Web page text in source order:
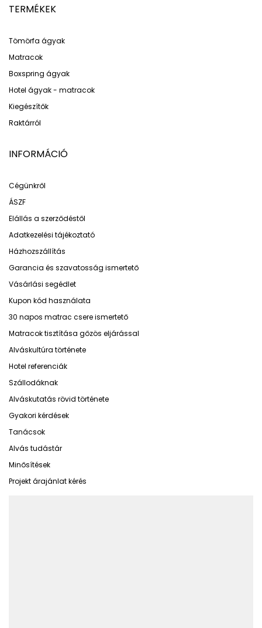
TERMÉKEK
Tömörfa ágyak
Matracok
Boxspring ágyak
Hotel ágyak - matracok
Kiegészítők
Raktárról
INFORMÁCIÓ
Cégünkről
ÁSZF
Elállás a szerződéstől
Adatkezelési tájékoztató
Házhozszállítás
Garancia és szavatosság ismertető
Vásárlási segédlet
Kupon kód használata
30 napos matrac csere ismertető
Matracok tisztítása gőzös eljárással
Alváskultúra története
Hotel referenciák
Szállodáknak
Alváskutatás rövid története
Gyakori kérdések
Tanácsok
Alvás tudástár
Minősítések
Projekt árajánlat kérés